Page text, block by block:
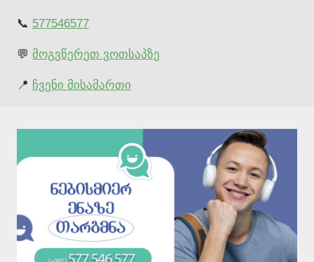
📞 577546577
💬 მოგვწერეთ ვოთსაპზე
📍 ჩვენი მისამართი